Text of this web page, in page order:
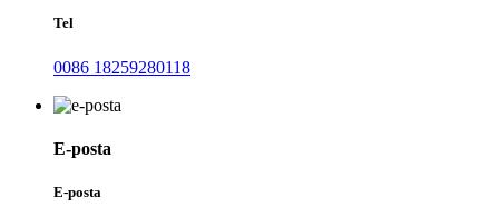
Tel
0086 18259280118
E-posta
E-posta